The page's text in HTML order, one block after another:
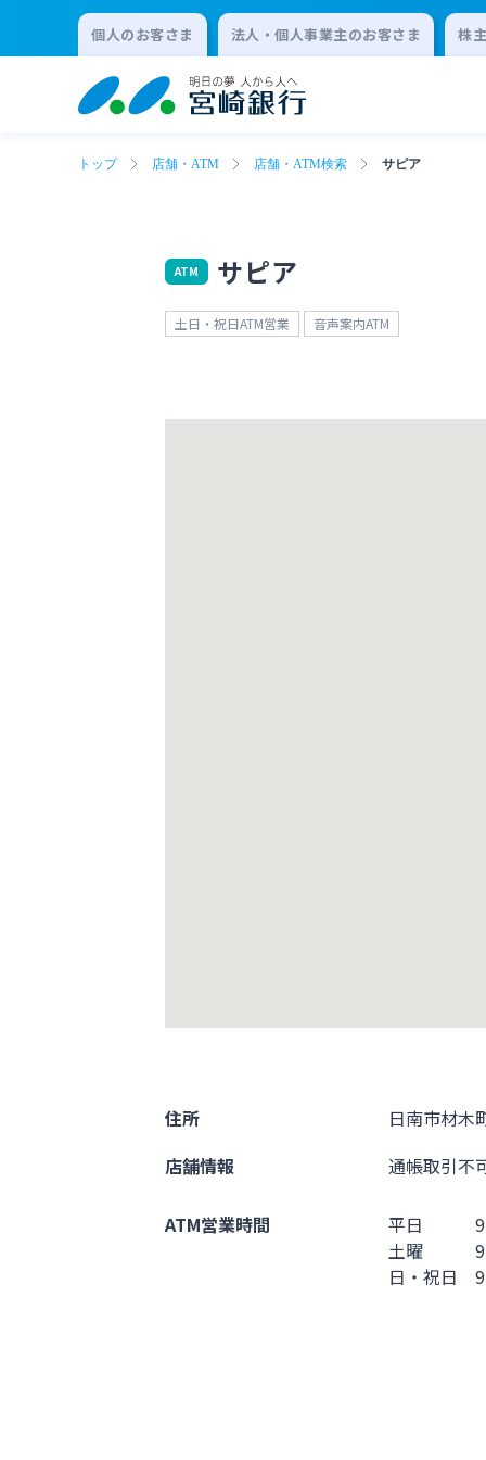
個人のお客さま 法人・個人事業主のお客さま 株
トップ 店舗・ATM 店舗・ATM検索 サピア
ATM サピア
土日・祝日ATM営業 音声案内ATM
住所
日南市材木
店舗情報
通帳取引不
ATM営業時間
平日
土曜
日・祝日